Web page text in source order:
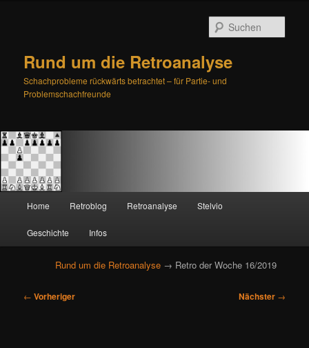
Rund um die Retroanalyse
Schachprobleme rückwärts betrachtet – für Partie- und
Problemschachfreunde
Zum
primären
Inhalt
springen
Zum
sekundären
Inhalt
springen
Home Retroblog Retroanalyse Stelvio
Geschichte Infos
Rund um die Retroanalyse → Retro der Woche 16/2019
B← Vorheriger Nächster →